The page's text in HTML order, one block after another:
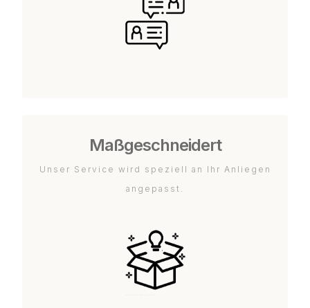
Maßgeschneidert
Unser Service wird speziell an Ihr Anliegen
angepasst.